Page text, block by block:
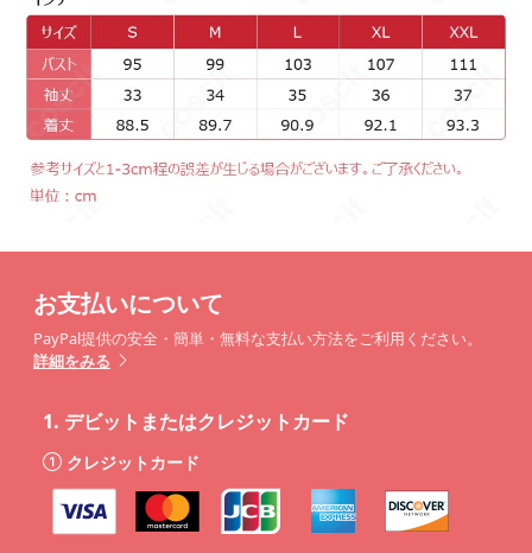
お支払いについて
PayPal提供の安全・簡単・無料な支払い方法をご利用ください。
詳細をみる
1. デビットまたはクレジットカード
クレジットカード